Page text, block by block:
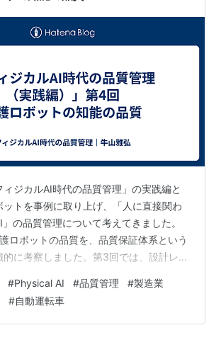
。設定された速度で、前の車と車間
レーン中央を自動で走行する。
動車の主操縦系統( ブレーキ、ステア
セル等)を常に自ら完全にコントロール
ついて全責任を負う。運転補助装置
警報、車線逸脱警報、死角モニター
た自動車でも、ステアリングやブレー
を制御する能力がない場合には、「レ
される。
specific Automation)
能を1つ以上持つ自動車で、複数の機
れている場合には、それら機能が互い
する。運転手が全体を制御し、安全な
ィジカルAI時代の品質管理」の実践編と
ットを事例に取り上げ、「人に直接関わ
の品質管理について考えてきました。
ロボットの品質を、品質保証体系という
に考察しました。第3回では、設計レビ
り上げました。 今回からは、介護ロボ
より具体的に考えていきます。 以前、
な事例として扱ったブログでは、フィジ
#Physical AI #品質管理 #製造業
#自動運転車